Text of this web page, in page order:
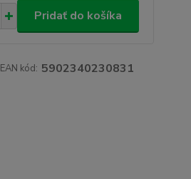
Pridať do košíka
EAN kód: 5902340230831